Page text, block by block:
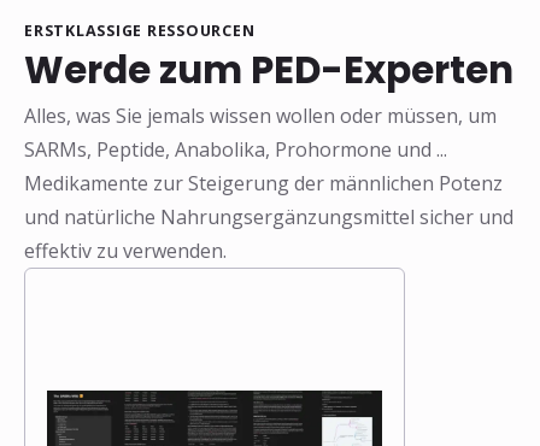
ERSTKLASSIGE RESSOURCEN
Werde zum PED-Experten
Alles, was Sie jemals wissen wollen oder müssen, um
SARMs, Peptide, Anabolika, Prohormone und ...
Medikamente zur Steigerung der männlichen Potenz
und natürliche Nahrungsergänzungsmittel sicher und
effektiv zu verwenden.
❅